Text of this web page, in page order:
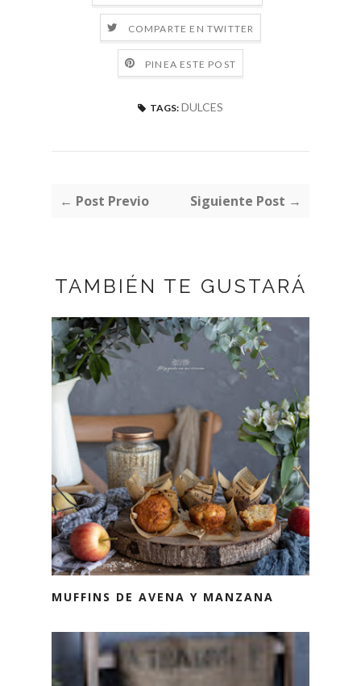
COMPARTE EN TWITTER
PINEA ESTE POST
TAGS: DULCES
← Post Previo Siguiente Post →
TAMBIÉN TE GUSTARÁ
MUFFINS DE AVENA Y MANZANA